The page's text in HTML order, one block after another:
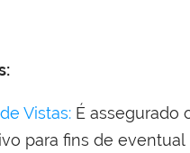
Vistas: É assegurado
para fins de